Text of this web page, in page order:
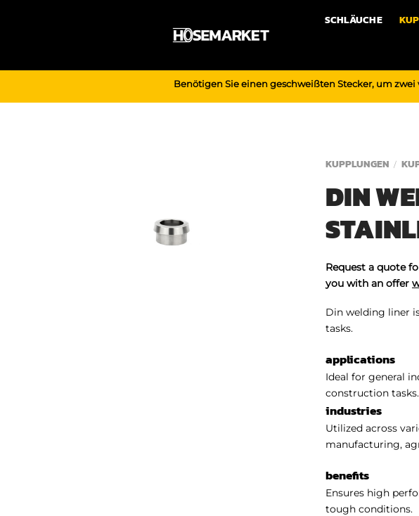
SCHLÄUCHE
Benötigen Sie einen geschweißten Stecker, um
KUPPLUNGEN /
DIN
Request a quote
you with an offer
Din welding liner
tasks.
applications
Ideal for general
construction tasks.
industries
Utilized across
manufacturing,
benefits
Ensures high
tough conditions.